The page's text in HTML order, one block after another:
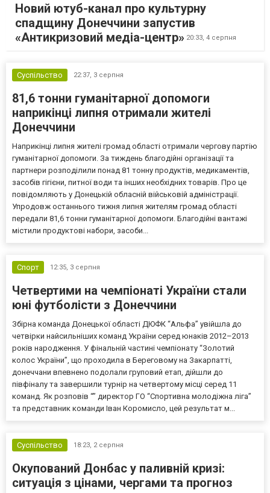
Новий ютуб-канал про культурну
спадщину Донеччини запустив
«Антикризовий медіа-центр» 20:33, 4 серпня
Суспільство 22:37, 3 серпня
81,6 тонни гуманітарної допомоги
наприкінці липня отримали жителі
Донеччини
Наприкінці липня жителі громад області отримали чергову партію
гуманітарної допомоги. За тиждень благодійні організації та
партнери розподілили понад 81 тонну продуктів, медикаментів,
засобів гігієни, питної води та інших необхідних товарів. Про це
повідомляють у Донецькій обласній військовій адміністрації.
Упродовж останнього тижня липня жителям громад області
передали 81,6 тонни гуманітарної допомоги. Благодійні вантажі
містили продуктові набори, засоби...
Спорт 12:35, 3 серпня
Четвертими на чемпіонаті України стали
юні футболісти з Донеччини
Збірна команда Донецької області ДЮФК “Альфа” увійшла до
четвірки найсильніших команд України серед юнаків 2012–2013
років народження. У фінальній частині чемпіонату “Золотий
колос України”, що проходила в Береговому на Закарпатті,
донеччани впевнено подолали груповий етап, дійшли до
півфіналу та завершили турнір на четвертому місці серед 11
команд. Як розповів “” директор ГО “Спортивна молодіжна ліга”
та представник команди Іван Коромисло, цей результат м...
Суспільство 18:23, 2 серпня
Окупований Донбас у паливній кризі:
ситуація з цінами, чергами та прогноз